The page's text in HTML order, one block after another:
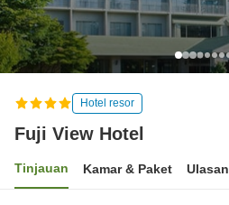
Hotel resor
Fuji View Hotel
Tinjauan Kamar & Paket Ulasan